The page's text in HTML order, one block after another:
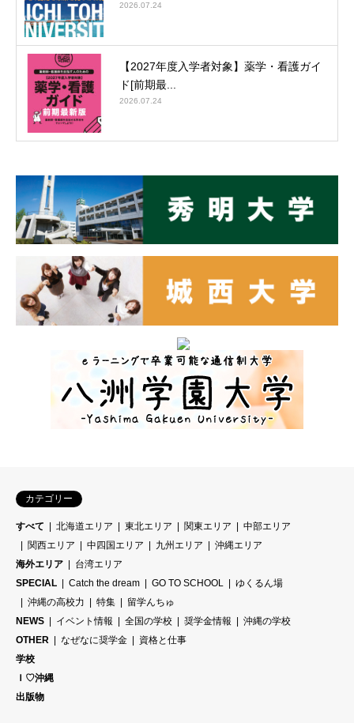
2026.07.24
【2027年度入学者対象】薬学・看護ガイ
ド[前期最...
2026.07.24
カテゴリー
すべて 北海道エリア 東北エリア 関東エリア
中部エリア
関西エリア
中四国エリア 九州エリア
沖縄エリア
海外エリア
台湾エリア
SPECIAL
Catch the dream GO TO SCHOOL
ゆくるん場
沖縄の高校力
特集
留学んちゅ
NEWS
イベント情報 全国の学校 奨学金情報
沖縄の学校
OTHER
なぜなに奨学金
資格と仕事
学校
Ｉ♡沖縄
出版物